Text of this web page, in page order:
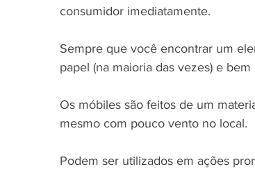
consumidor imediatamente.
Sempre que você encontrar um
papel (na maioria das vezes) e
Os móbiles são feitos de um
mesmo com pouco vento no local.
Podem ser utilizados em ações